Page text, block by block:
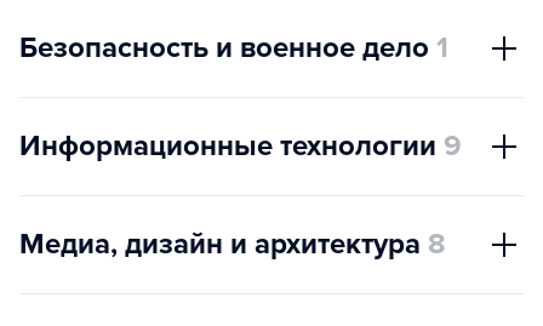
Безопасность и военное дело 1
Информационные технологии 9
Медиа, дизайн и архитектура 8